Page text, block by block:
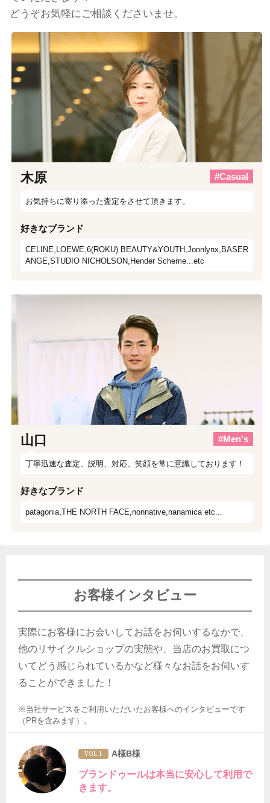
どうぞお気軽にご相談くださいませ。
木原 #Casual
お気持ちに寄り添った査定をさせて頂きます。
好きなブランド
CELINE,LOEWE,6(ROKU) BEAUTY&YOUTH,Jonnlynx,BASER
ANGE,STUDIO NICHOLSON,Hender Scheme...etc
山口 #Men's
丁寧迅速な査定、説明、対応、笑顔を常に意識しております！
好きなブランド
patagonia,THE NORTH FACE,nonnative,nanamica etc...
お客様インタビュー
実際にお客様にお会いしてお話をお伺いするなかで、
他のリサイクルショップの実態や、当店のお買取につ
いてどう感じられているかなど様々なお話をお伺いす
ることができました！
※当社サービスをご利用いただいたお客様へのインタビューです
（PRを含みます）。
VOL 1 A様B様
ブランドゥールは本当に安心して利用で
きます。